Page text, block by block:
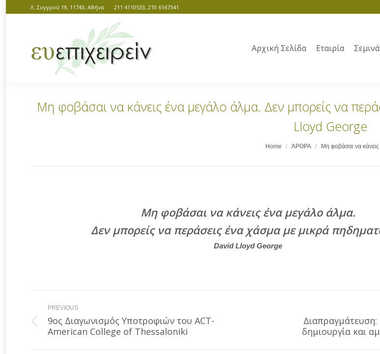
Λ. Συγγρού 19, 11743, Αθήνα 211 4110533, 210 6147341
Αρχική Σελίδα Εταιρία
Μη φοβάσαι να κάνεις ένα μεγάλο άλμα. Δεν μπορείς να
Lloyd George
Home ΆΡΘΡΑ Μη φοβάσαι να
Μη φοβάσαι να κάνεις ένα μεγάλο άλμα.
Δεν μπορείς να περάσεις ένα χάσμα με μικρά
David Lloyd George
Post
navigation
PREVIOUS
Previous
post:
9ος Διαγωνισμός Υποτροφιών του ΑCT-
American College of Thessaloniki
Διαπραγμάτευση:
δημιουργία και